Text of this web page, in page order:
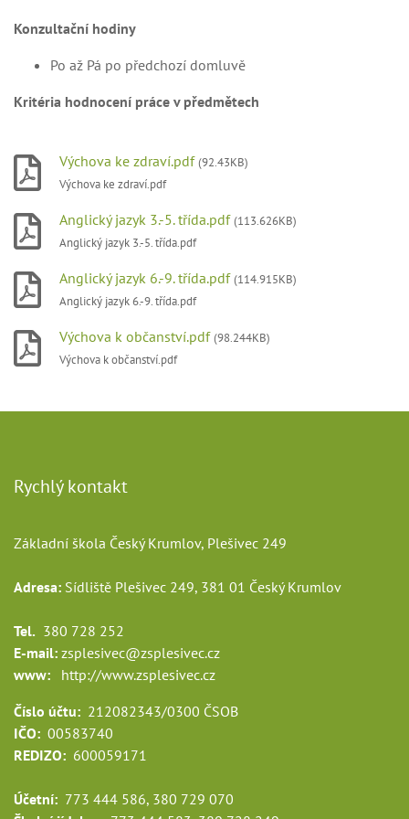
Konzultační hodiny
Po až Pá po předchozí domluvě
Kritéria hodnocení práce v předmětech
Výchova ke zdraví.pdf (92.43KB)
Výchova ke zdraví.pdf
Anglický jazyk 3.-5. třída.pdf (113.626KB)
Anglický jazyk 3.-5. třída.pdf
Anglický jazyk 6.-9. třída.pdf (114.915KB)
Anglický jazyk 6.-9. třída.pdf
Výchova k občanství.pdf (98.244KB)
Výchova k občanství.pdf
Rychlý kontakt
Základní škola Český Krumlov, Plešivec 249
Adresa: Sídliště Plešivec 249, 381 01 Český Krumlov
Tel. 380 728 252
E-mail: zsplesivec@zsplesivec.cz
www: http://www.zsplesivec.cz
Číslo účtu: 212082343/0300 ČSOB
IČO: 00583740
REDIZO: 600059171
Účetní: 773 444 586, 380 729 070